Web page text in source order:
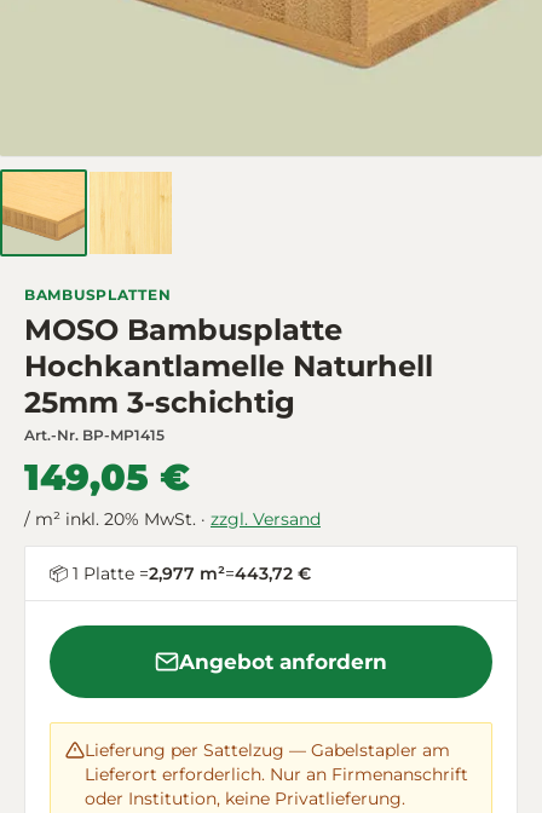
BAMBUSPLATTEN
MOSO Bambusplatte
Hochkantlamelle Naturhell
25mm 3-schichtig
Art.-Nr. BP-MP1415
149,05 €
/ m² inkl. 20% MwSt. · zzgl. Versand
📦 1 Platte =2,977 m²=443,72 €
Angebot anfordern
Lieferung per Sattelzug — Gabelstapler am
Lieferort erforderlich. Nur an Firmenanschrift
oder Institution, keine Privatlieferung.